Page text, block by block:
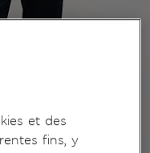
et des
fins, y